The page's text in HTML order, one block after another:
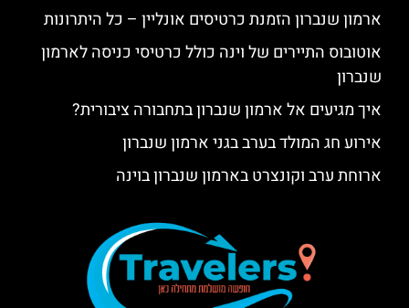
ארמון שנברון הזמנת כרטיסים אונליין – כל היתרונות
אוטובוס התיירים של וינה כולל כרטיסי כניסה לארמון
שנברון
איך מגיעים אל ארמון שנברון בתחבורה ציבורית?
אירוע חג המולד בערב בגני ארמון שנברון
ארוחת ערב וקונצרט בארמון שנברון בוינה